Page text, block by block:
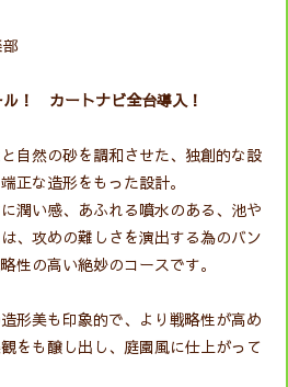
！ カートナビ全台導入！
自然の砂を調和させた、独創的な設
正な造形をもった設計。
潤い感、あふれる噴水のある、池や
、攻めの難しさを演出する為のバン
性の高い絶妙のコースです。
形美も印象的で、より戦略性が高め
をも醸し出し、庭園風に仕上がって